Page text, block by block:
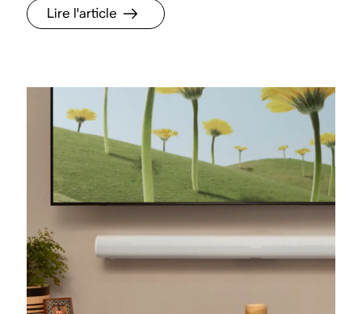
Lire l'article